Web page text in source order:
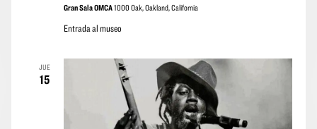
Gran Sala OMCA1000 Oak, Oakland, California
Entrada al museo
JUE
15